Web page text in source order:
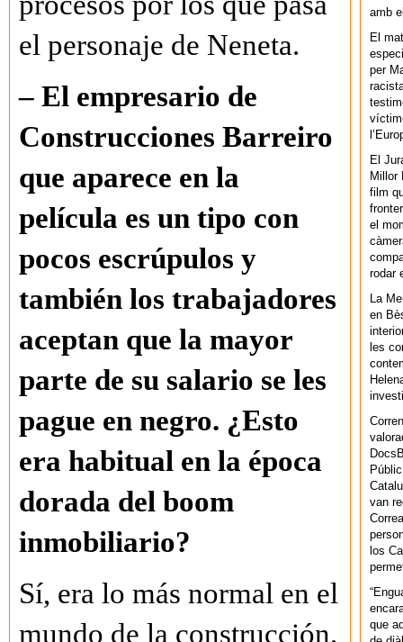
el personaje de Neneta.
– El empresario de
Construcciones Barreiro
que aparece en la
película es un tipo con
pocos escrúpulos y
también los trabajadores
aceptan que la mayor
parte de su salario se les
pague en negro. ¿Esto
era habitual en la época
dorada del boom
inmobiliario?
Sí, era lo más normal en el
mundo de la construcción.
amb
El
per
El
Millor
film
el
rodar
La
en
les
van
los
que